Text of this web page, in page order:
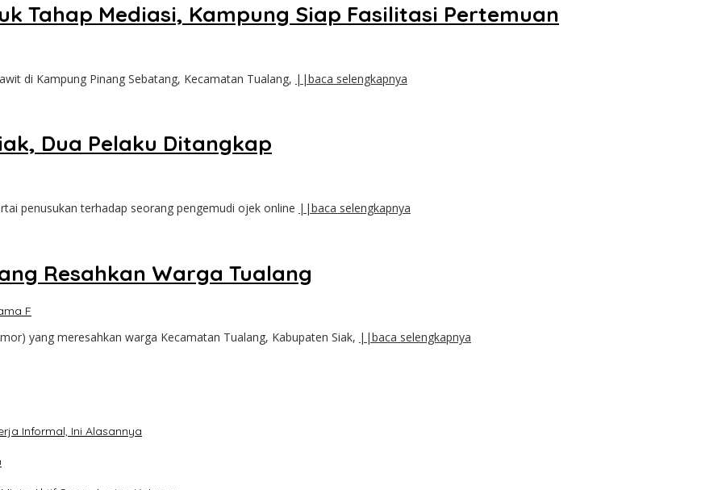
Tahap Mediasi, Kampung Siap Fasilitasi Pertemuan
di Kampung Pinang Sebatang, Kecamatan Tualang, ||baca selengkapnya
Dua Pelaku Ditangkap
penusukan terhadap seorang pengemudi ojek online ||baca selengkapnya
Resahkan Warga Tualang
F
yang meresahkan warga Kecamatan Tualang, Kabupaten Siak, ||baca selengkapnya
Informal, Ini Alasannya